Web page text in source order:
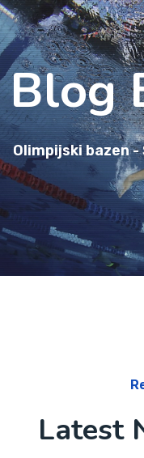
Blog
Olimpijski bazen
Latest